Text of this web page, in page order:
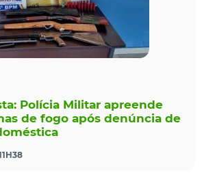
Polícia Militar apreende
de fogo após denúncia de